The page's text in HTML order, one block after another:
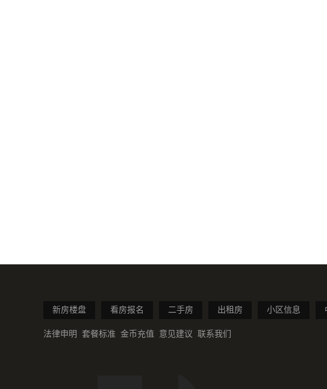
新房楼盘 看房报名 二手房 出租房 小区信息
法律申明 套餐标准 金币充值 意见建议 联系我们